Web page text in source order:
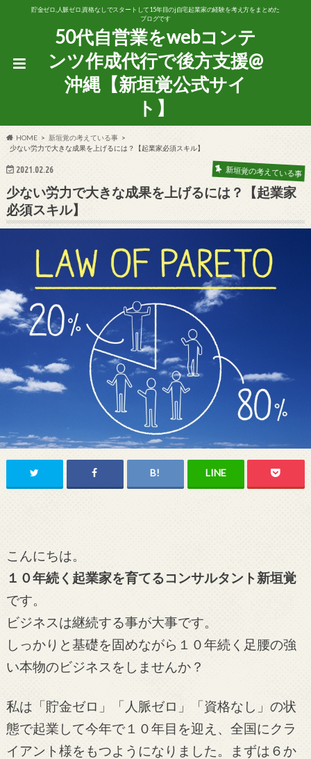
貯金ゼロ,人脈ゼロ,資格なしでスタートして15年目のj自宅起業家の経験を考え方をまとめた
ブログです
50代自営業をwebコンテ
ンツ作成代行で後方支援@
沖縄【新垣覚公式サイ
ト】
HOME
新垣覚の考えている事
少ない労力で大きな成果を上げるには？【起業家必須スキル】
2021.02.26 新垣覚の考えている事
少ない労力で大きな成果を上げるには？【起業家
必須スキル】
こんにちは。
１０年続く起業家を育てるコンサルタント新垣覚
です。
ビジネスは継続する事が大事です。
しっかりと基礎を固めながら１０年続く足腰の強
い本物のビジネスをしませんか？
私は「貯金ゼロ」「人脈ゼロ」「資格なし」の状
態で起業して今年で１０年目を迎え、全国にクラ
イアント様をもつようになりました。まずは６か